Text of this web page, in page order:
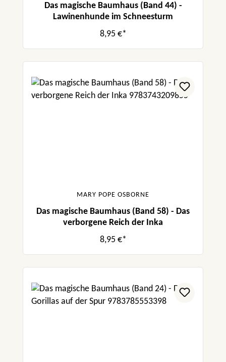
Das magische Baumhaus (Band 44) -
Lawinenhunde im Schneesturm
8,95 €*
MARY POPE OSBORNE
Das magische Baumhaus (Band 58) - Das
verborgene Reich der Inka
8,95 €*